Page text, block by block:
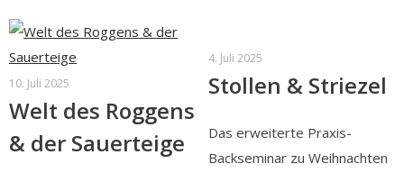
10. Juli 2025
Welt des Roggens
& der Sauerteige
4. Juli 2025
Stollen & Striezel
Das erweiterte Praxis-
Backseminar zu Weihnachten